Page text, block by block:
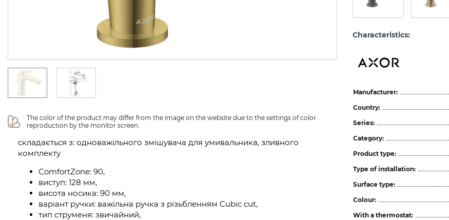
The color of the product may differ from the image on the website due to the settings of color
reproduction by the monitor screen.
складається з: одноважільного змішувача для умивальника, зливного
комплекту
ComfortZone: 90,
виступ: 128 мм,
висота носика: 90 мм,
варіант ручки: важільна ручка з різьбленням Cubic cut,
тип струменя: звичайний,
Characteristics:
Manufacturer:
Country:
Series:
Category:
Product type:
Type of installation:
Surface type:
Colour:
With a thermostat: